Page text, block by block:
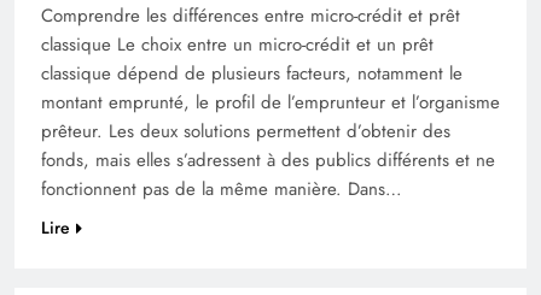
Comprendre les différences entre micro-crédit et prêt
classique Le choix entre un micro-crédit et un prêt
classique dépend de plusieurs facteurs, notamment le
montant emprunté, le profil de l’emprunteur et l’organisme
prêteur. Les deux solutions permettent d’obtenir des
fonds, mais elles s’adressent à des publics différents et ne
fonctionnent pas de la même manière. Dans…
Lire